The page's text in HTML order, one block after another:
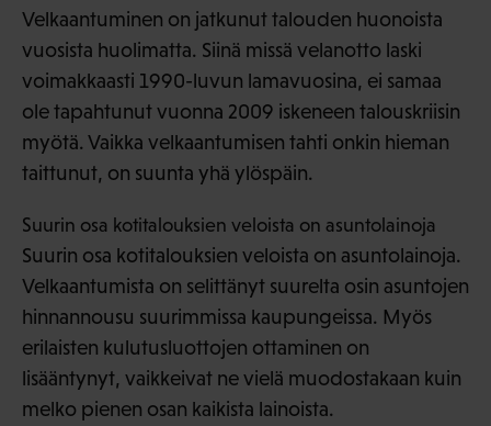
Velkaantuminen on jatkunut talouden huonoista
vuosista huolimatta. Siinä missä velanotto laski
voimakkaasti 1990-luvun lamavuosina, ei samaa
ole tapahtunut vuonna 2009 iskeneen talouskriisin
myötä. Vaikka velkaantumisen tahti onkin hieman
taittunut, on suunta yhä ylöspäin.
Suurin osa kotitalouksien veloista on asuntolainoja
Suurin osa kotitalouksien veloista on asuntolainoja.
Velkaantumista on selittänyt suurelta osin asuntojen
hinnannousu suurimmissa kaupungeissa. Myös
erilaisten kulutusluottojen ottaminen on
lisääntynyt, vaikkeivat ne vielä muodostakaan kuin
melko pienen osan kaikista lainoista.